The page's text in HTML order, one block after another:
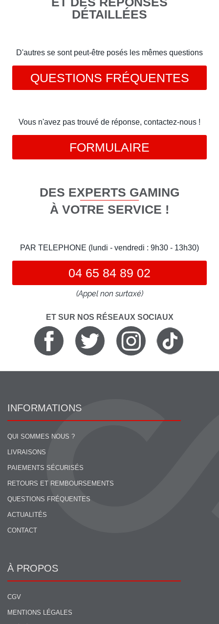
DÉTAILLÉES
D'autres se sont peut-être posés les mêmes questions
QUESTIONS FRÉQUENTES
Vous n'avez pas trouvé de réponse, contactez-nous !
FORMULAIRE
DES EXPERTS GAMING
À VOTRE SERVICE !
PAR TELEPHONE (lundi - vendredi : 9h30 - 13h30)
04 65 84 89 02
(Appel non surtaxé)
ET SUR NOS RÉSEAUX SOCIAUX
INFORMATIONS
QUI SOMMES NOUS ?
LIVRAISONS
PAIEMENTS SÉCURISÉS
RETOURS ET REMBOURSEMENTS
QUESTIONS FRÉQUENTES
ACTUALITÉS
CONTACT
À PROPOS
CGV
MENTIONS LÉGALES